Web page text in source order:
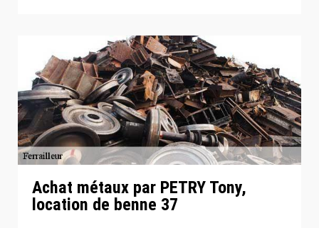
Achat métaux par PETRY Tony,
location de benne 37